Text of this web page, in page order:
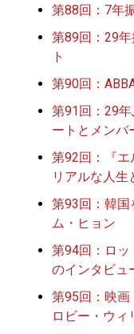
第88回：7年
第89回：29
ト
第90回：
第91回：29
ートとメンバ
第92回：『エ
リアルな人生
第93回：韓国
ム・ヒョン
第94回：ロ
のインタビュ
第95回：映画
ロビー・ウィ